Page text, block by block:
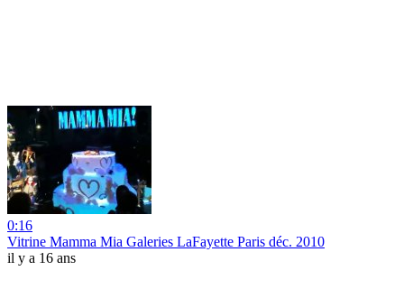
0:16
Vitrine Mamma Mia Galeries LaFayette Paris déc. 2010
il y a 16 ans